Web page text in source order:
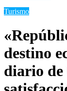
Turismo
destino
diario de